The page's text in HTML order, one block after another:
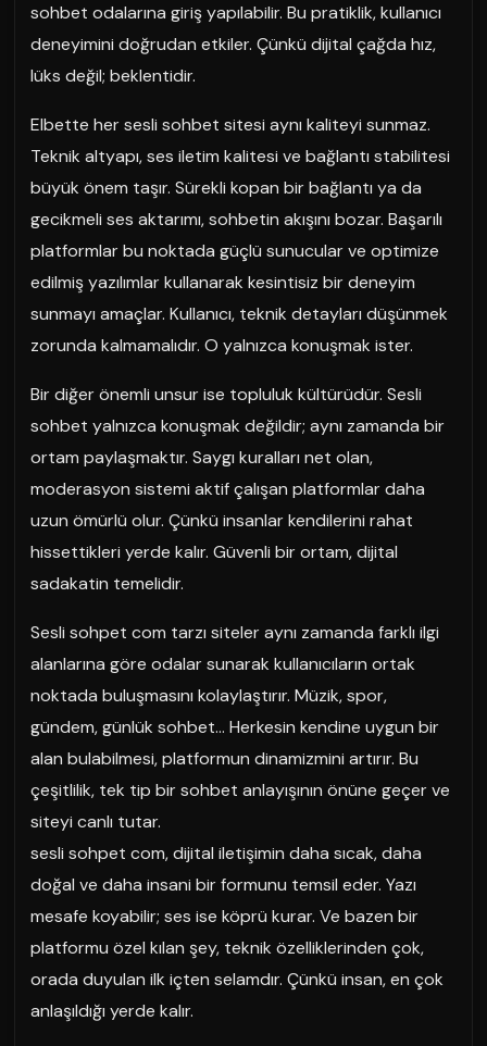
sohbet odalarına giriş yapılabilir. Bu pratiklik, kullanıcı
deneyimini doğrudan etkiler. Çünkü dijital çağda hız,
lüks değil; beklentidir.
Elbette her sesli sohbet sitesi aynı kaliteyi sunmaz.
Teknik altyapı, ses iletim kalitesi ve bağlantı stabilitesi
büyük önem taşır. Sürekli kopan bir bağlantı ya da
gecikmeli ses aktarımı, sohbetin akışını bozar. Başarılı
platformlar bu noktada güçlü sunucular ve optimize
edilmiş yazılımlar kullanarak kesintisiz bir deneyim
sunmayı amaçlar. Kullanıcı, teknik detayları düşünmek
zorunda kalmamalıdır. O yalnızca konuşmak ister.
Bir diğer önemli unsur ise topluluk kültürüdür. Sesli
sohbet yalnızca konuşmak değildir; aynı zamanda bir
ortam paylaşmaktır. Saygı kuralları net olan,
moderasyon sistemi aktif çalışan platformlar daha
uzun ömürlü olur. Çünkü insanlar kendilerini rahat
hissettikleri yerde kalır. Güvenli bir ortam, dijital
sadakatin temelidir.
Sesli sohpet com tarzı siteler aynı zamanda farklı ilgi
alanlarına göre odalar sunarak kullanıcıların ortak
noktada buluşmasını kolaylaştırır. Müzik, spor,
gündem, günlük sohbet… Herkesin kendine uygun bir
alan bulabilmesi, platformun dinamizmini artırır. Bu
çeşitlilik, tek tip bir sohbet anlayışının önüne geçer ve
siteyi canlı tutar.
sesli sohpet com, dijital iletişimin daha sıcak, daha
doğal ve daha insani bir formunu temsil eder. Yazı
mesafe koyabilir; ses ise köprü kurar. Ve bazen bir
platformu özel kılan şey, teknik özelliklerinden çok,
orada duyulan ilk içten selamdır. Çünkü insan, en çok
anlaşıldığı yerde kalır.